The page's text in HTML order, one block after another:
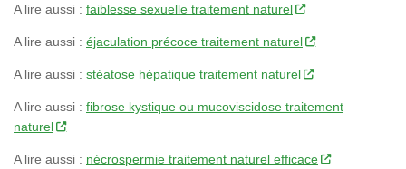
A lire aussi : faiblesse sexuelle traitement naturel
A lire aussi : éjaculation précoce traitement naturel
A lire aussi : stéatose hépatique traitement naturel
A lire aussi : fibrose kystique ou mucoviscidose traitement
naturel
A lire aussi : nécrospermie traitement naturel efficace